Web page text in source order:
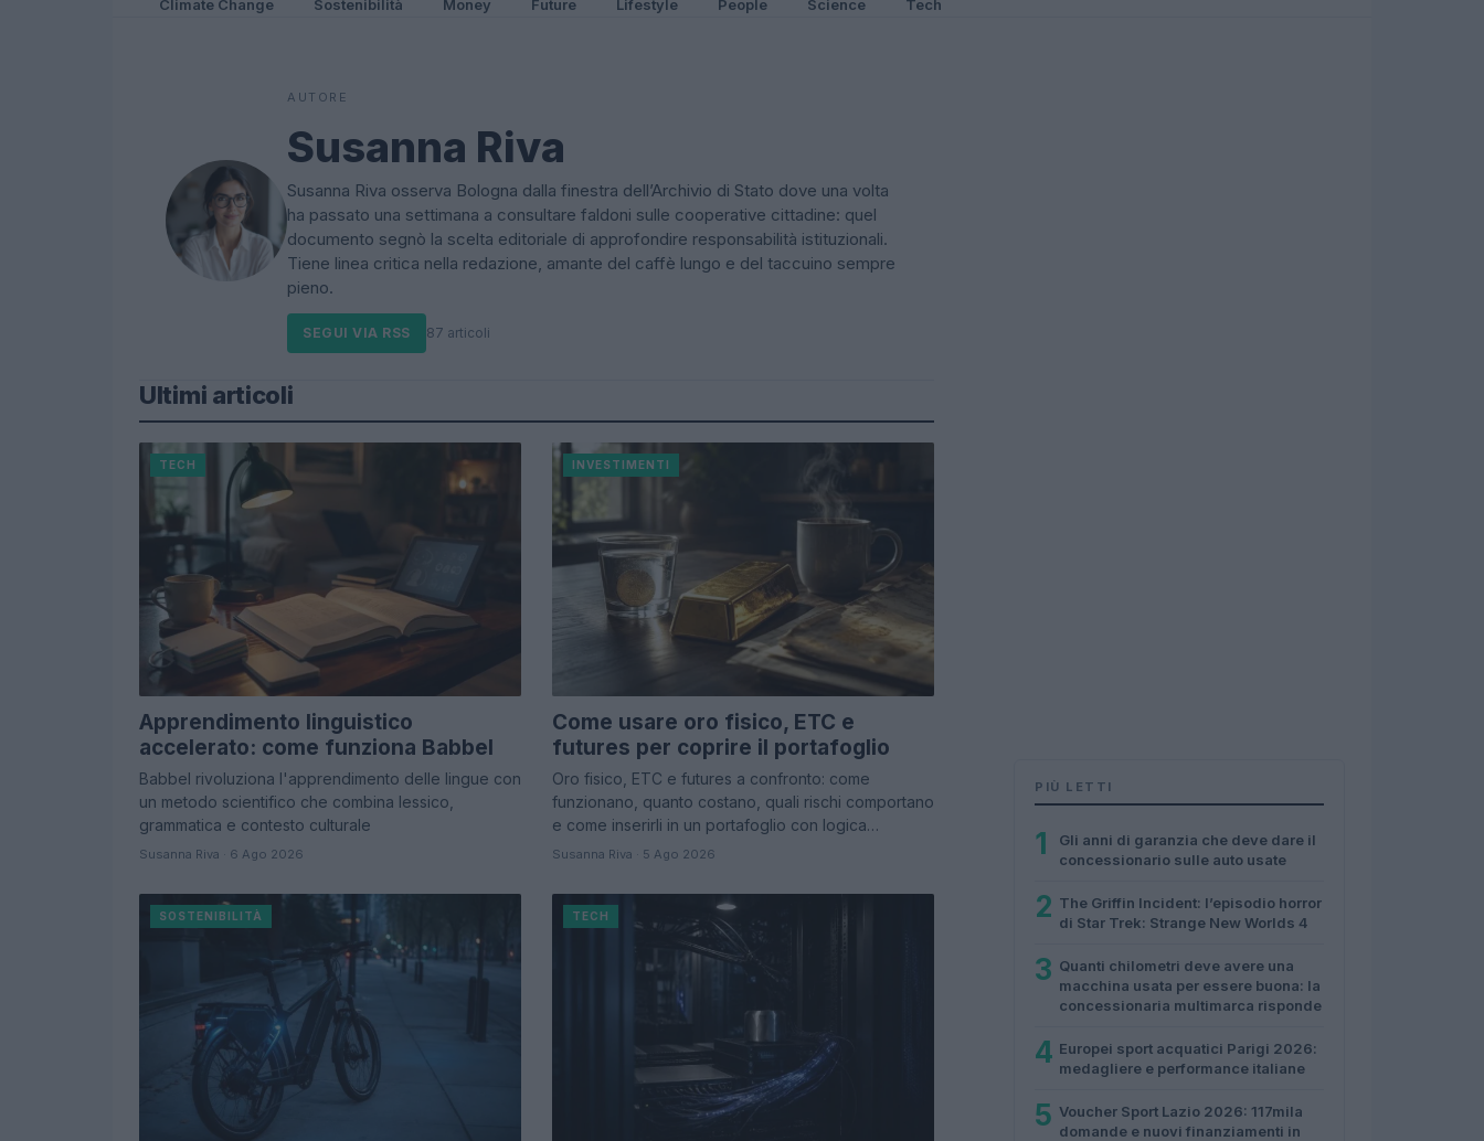
Climate Change Sostenibilità Money Future Lifestyle People Science Tech
AUTORE
Susanna Riva
Susanna Riva osserva Bologna dalla finestra dell’Archivio di Stato dove una volta
ha passato una settimana a consultare faldoni sulle cooperative cittadine: quel
documento segnò la scelta editoriale di approfondire responsabilità istituzionali.
Tiene linea critica nella redazione, amante del caffè lungo e del taccuino sempre
pieno.
SEGUI VIA RSS 87 articoli
Ultimi articoli
TECH
Apprendimento linguistico
accelerato: come funziona Babbel
Babbel rivoluziona l'apprendimento delle lingue con
un metodo scientifico che combina lessico,
grammatica e contesto culturale
Susanna Riva · 6 Ago 2026
INVESTIMENTI
Come usare oro fisico, ETC e
futures per coprire il portafoglio
Oro fisico, ETC e futures a confronto: come
funzionano, quanto costano, quali rischi comportano
e come inserirli in un portafoglio con logica…
Susanna Riva · 5 Ago 2026
SOSTENIBILITÀ TECH
PIÙ LETTI
1
Gli anni di garanzia che deve dare il
concessionario sulle auto usate
2 The Griffin Incident: l’episodio horror
di Star Trek: Strange New Worlds 4
3 Quanti chilometri deve avere una
macchina usata per essere buona: la
concessionaria multimarca risponde
4 Europei sport acquatici Parigi 2026:
medagliere e performance italiane
5 Voucher Sport Lazio 2026: 117mila
domande e nuovi finanziamenti in